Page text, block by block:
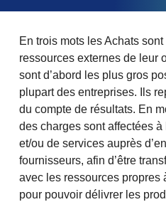
En trois mots les Achats
ressources externes de leur
sont d’abord les plus gros
plupart des entreprises. Ils
du compte de résultats. En
des charges sont affectées
et/ou de services auprès
fournisseurs, afin d’être
avec les ressources propres
pour pouvoir délivrer les